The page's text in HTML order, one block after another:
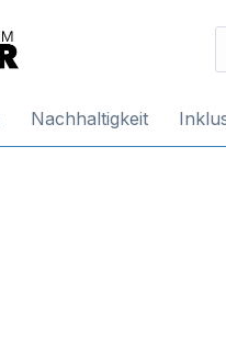
Nachhaltigkeit